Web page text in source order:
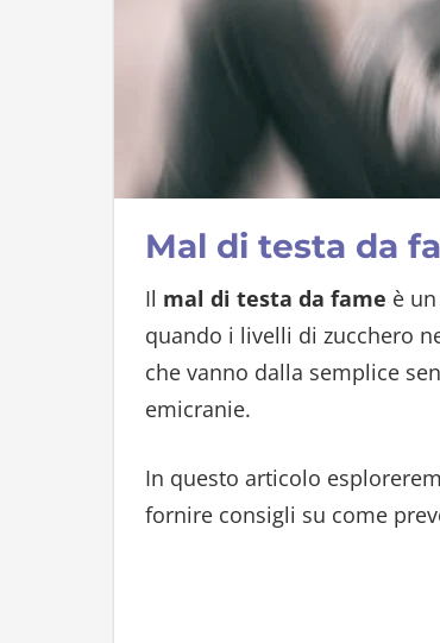
Mal di testa da
Il mal di testa da fame è
quando i livelli di zucchero
che vanno dalla semplice
emicranie.
In questo articolo
fornire consigli su come